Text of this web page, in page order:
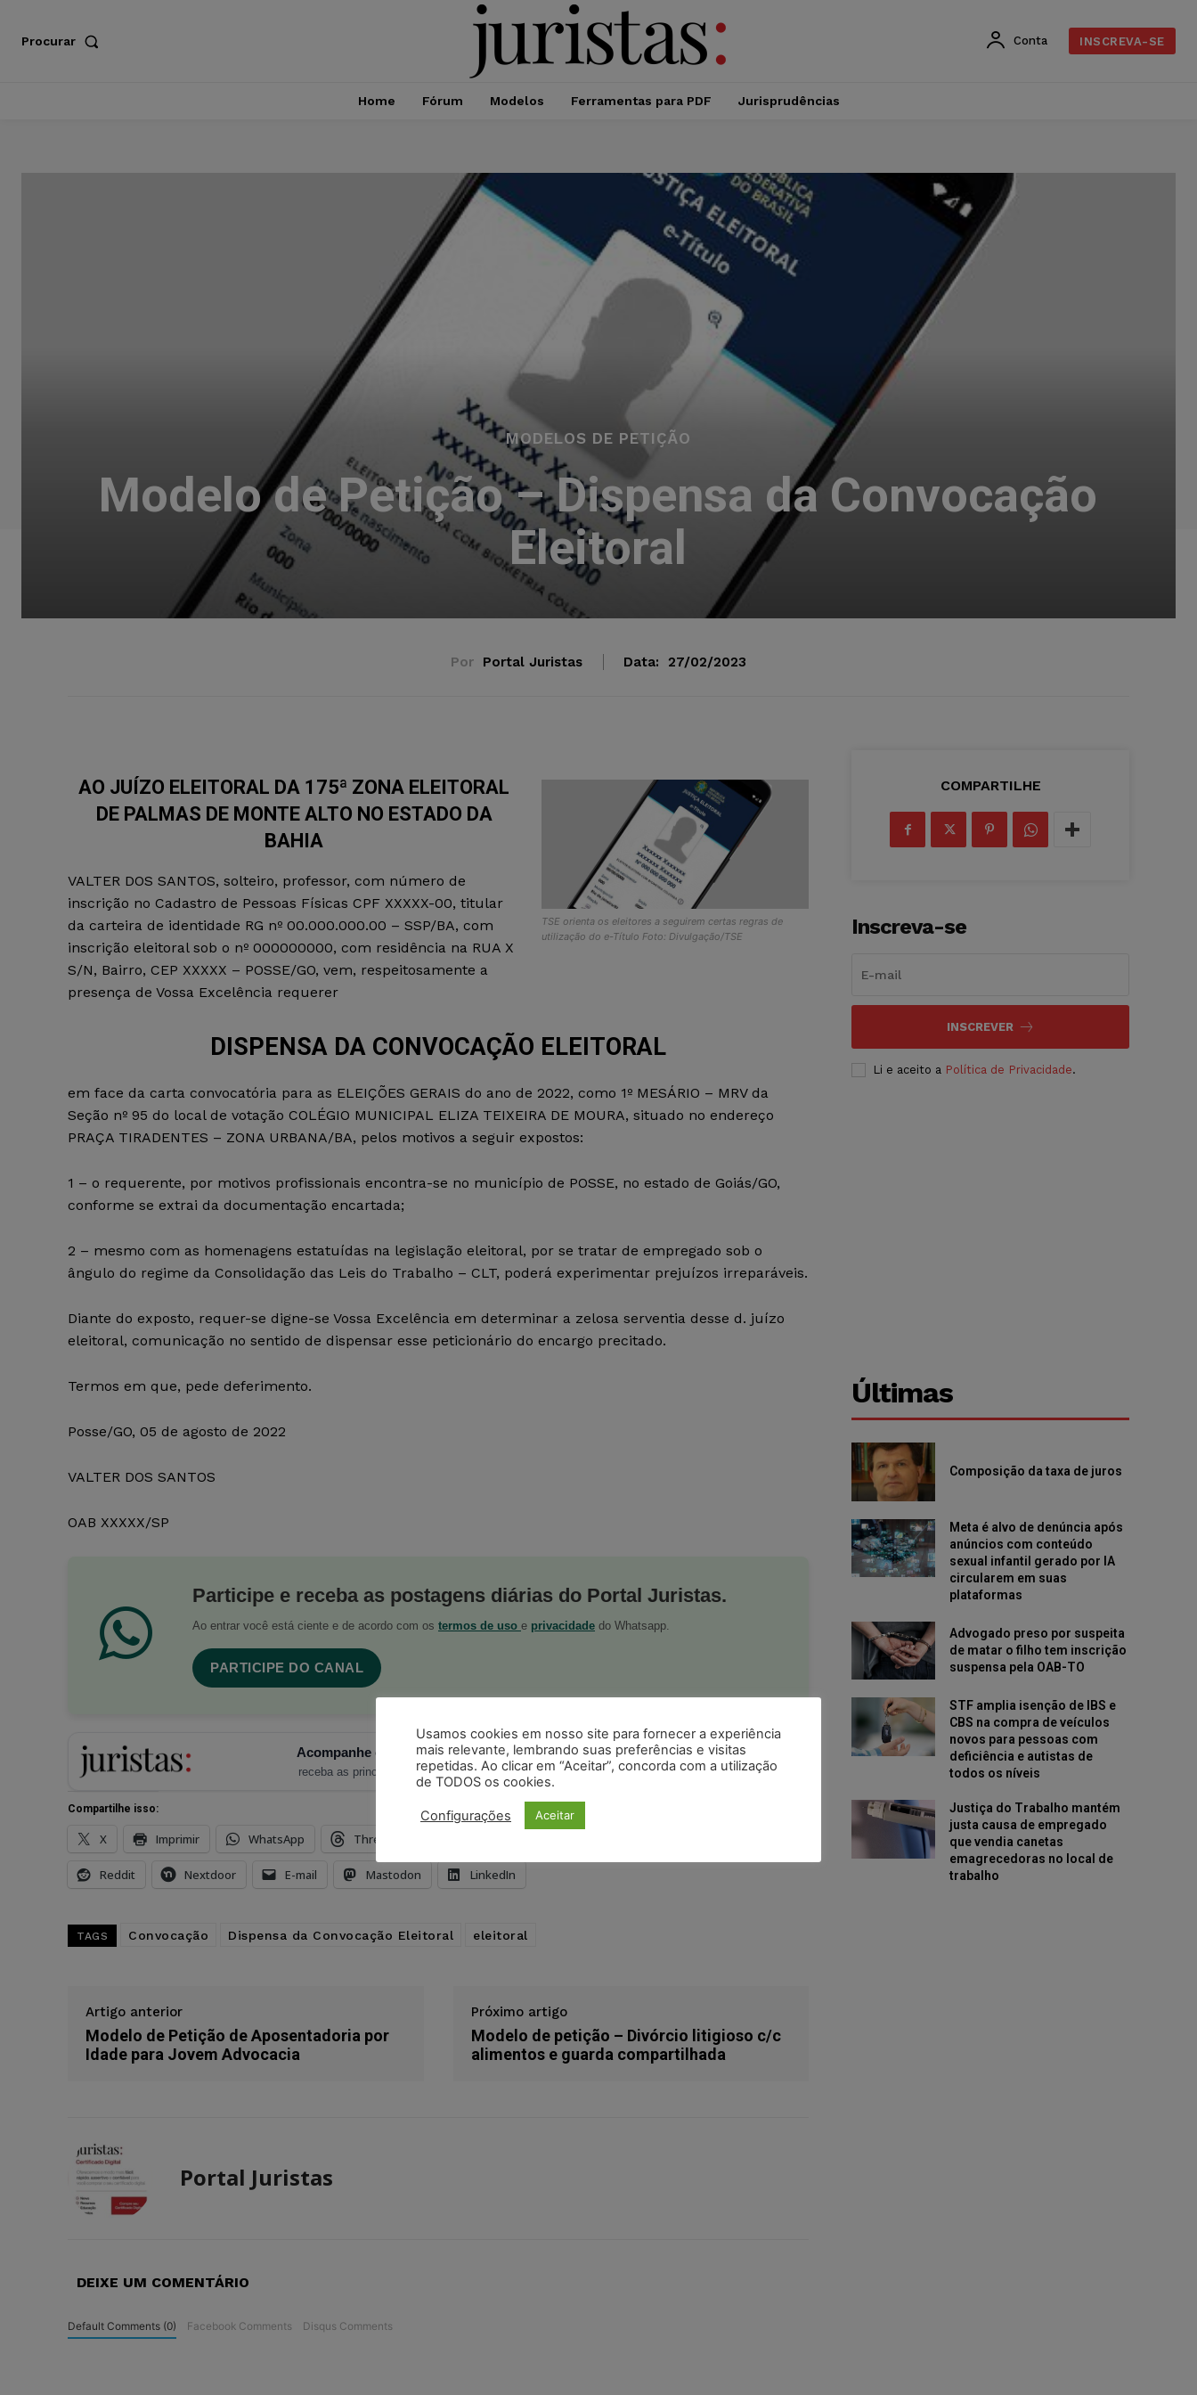
Procurar Conta INSCREVA-SE
Home Fórum Modelos Ferramentas para PDF Jurisprudências
MODELOS DE PETIÇÃO
Modelo de Petição – Dispensa da Convocação
Eleitoral
Por Portal Juristas Data: 27/02/2023
TSE orienta os eleitores a seguirem certas regras de
utilização do e-Título Foto: Divulgação/TSE
AO JUÍZO ELEITORAL DA 175ª ZONA ELEITORAL
DE PALMAS DE MONTE ALTO NO ESTADO DA
BAHIA
VALTER DOS SANTOS, solteiro, professor, com número de
inscrição no Cadastro de Pessoas Físicas CPF XXXXX-00, titular
da carteira de identidade RG nº 00.000.000.00 – SSP/BA, com
inscrição eleitoral sob o nº 000000000, com residência na RUA X
S/N, Bairro, CEP XXXXX – POSSE/GO, vem, respeitosamente a
presença de Vossa Excelência requerer
DISPENSA DA CONVOCAÇÃO ELEITORAL
em face da carta convocatória para as ELEIÇÕES GERAIS do ano de 2022, como 1º MESÁRIO – MRV da
Seção nº 95 do local de votação COLÉGIO MUNICIPAL ELIZA TEIXEIRA DE MOURA, situado no endereço
PRAÇA TIRADENTES – ZONA URBANA/BA, pelos motivos a seguir expostos:
1 – o requerente, por motivos profissionais encontra-se no município de POSSE, no estado de Goiás/GO,
conforme se extrai da documentação encartada;
2 – mesmo com as homenagens estatuídas na legislação eleitoral, por se tratar de empregado sob o
ângulo do regime da Consolidação das Leis do Trabalho – CLT, poderá experimentar prejuízos irreparáveis.
Diante do exposto, requer-se digne-se Vossa Excelência em determinar a zelosa serventia desse d. juízo
eleitoral, comunicação no sentido de dispensar esse peticionário do encargo precitado.
Termos em que, pede deferimento.
Posse/GO, 05 de agosto de 2022
VALTER DOS SANTOS
OAB XXXXX/SP
Participe e receba as postagens diárias do Portal Juristas.
Ao entrar você está ciente e de acordo com os termos de uso e privacidade do Whatsapp.
PARTICIPE DO CANAL
Acompanhe o Juristas no Google News
receba as principais notícias jurídicas do Brasil
Seguir no Google
Compartilhe isso:
X Imprimir WhatsApp Threads
Reddit Nextdoor E-mail Mastodon LinkedIn
TAGS Convocação Dispensa da Convocação Eleitoral eleitoral
Artigo anterior
Modelo de Petição de Aposentadoria por
Idade para Jovem Advocacia
Próximo artigo
Modelo de petição – Divórcio litigioso c/c
alimentos e guarda compartilhada
Portal Juristas
DEIXE UM COMENTÁRIO
Default Comments (0) Facebook Comments Disqus Comments
COMPARTILHE
Inscreva-se
INSCREVER
Li e aceito a Política de Privacidade.
Últimas
Composição da taxa de juros
Meta é alvo de denúncia após
anúncios com conteúdo
sexual infantil gerado por IA
circularem em suas
plataformas
Advogado preso por suspeita
de matar o filho tem inscrição
suspensa pela OAB-TO
STF amplia isenção de IBS e
CBS na compra de veículos
novos para pessoas com
deficiência e autistas de
todos os níveis
Justiça do Trabalho mantém
justa causa de empregado
que vendia canetas
emagrecedoras no local de
trabalho
Usamos cookies em nosso site para fornecer a experiência
mais relevante, lembrando suas preferências e visitas
repetidas. Ao clicar em “Aceitar”, concorda com a utilização
de TODOS os cookies.
Configurações Aceitar